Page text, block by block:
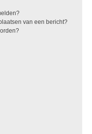
van een bericht?